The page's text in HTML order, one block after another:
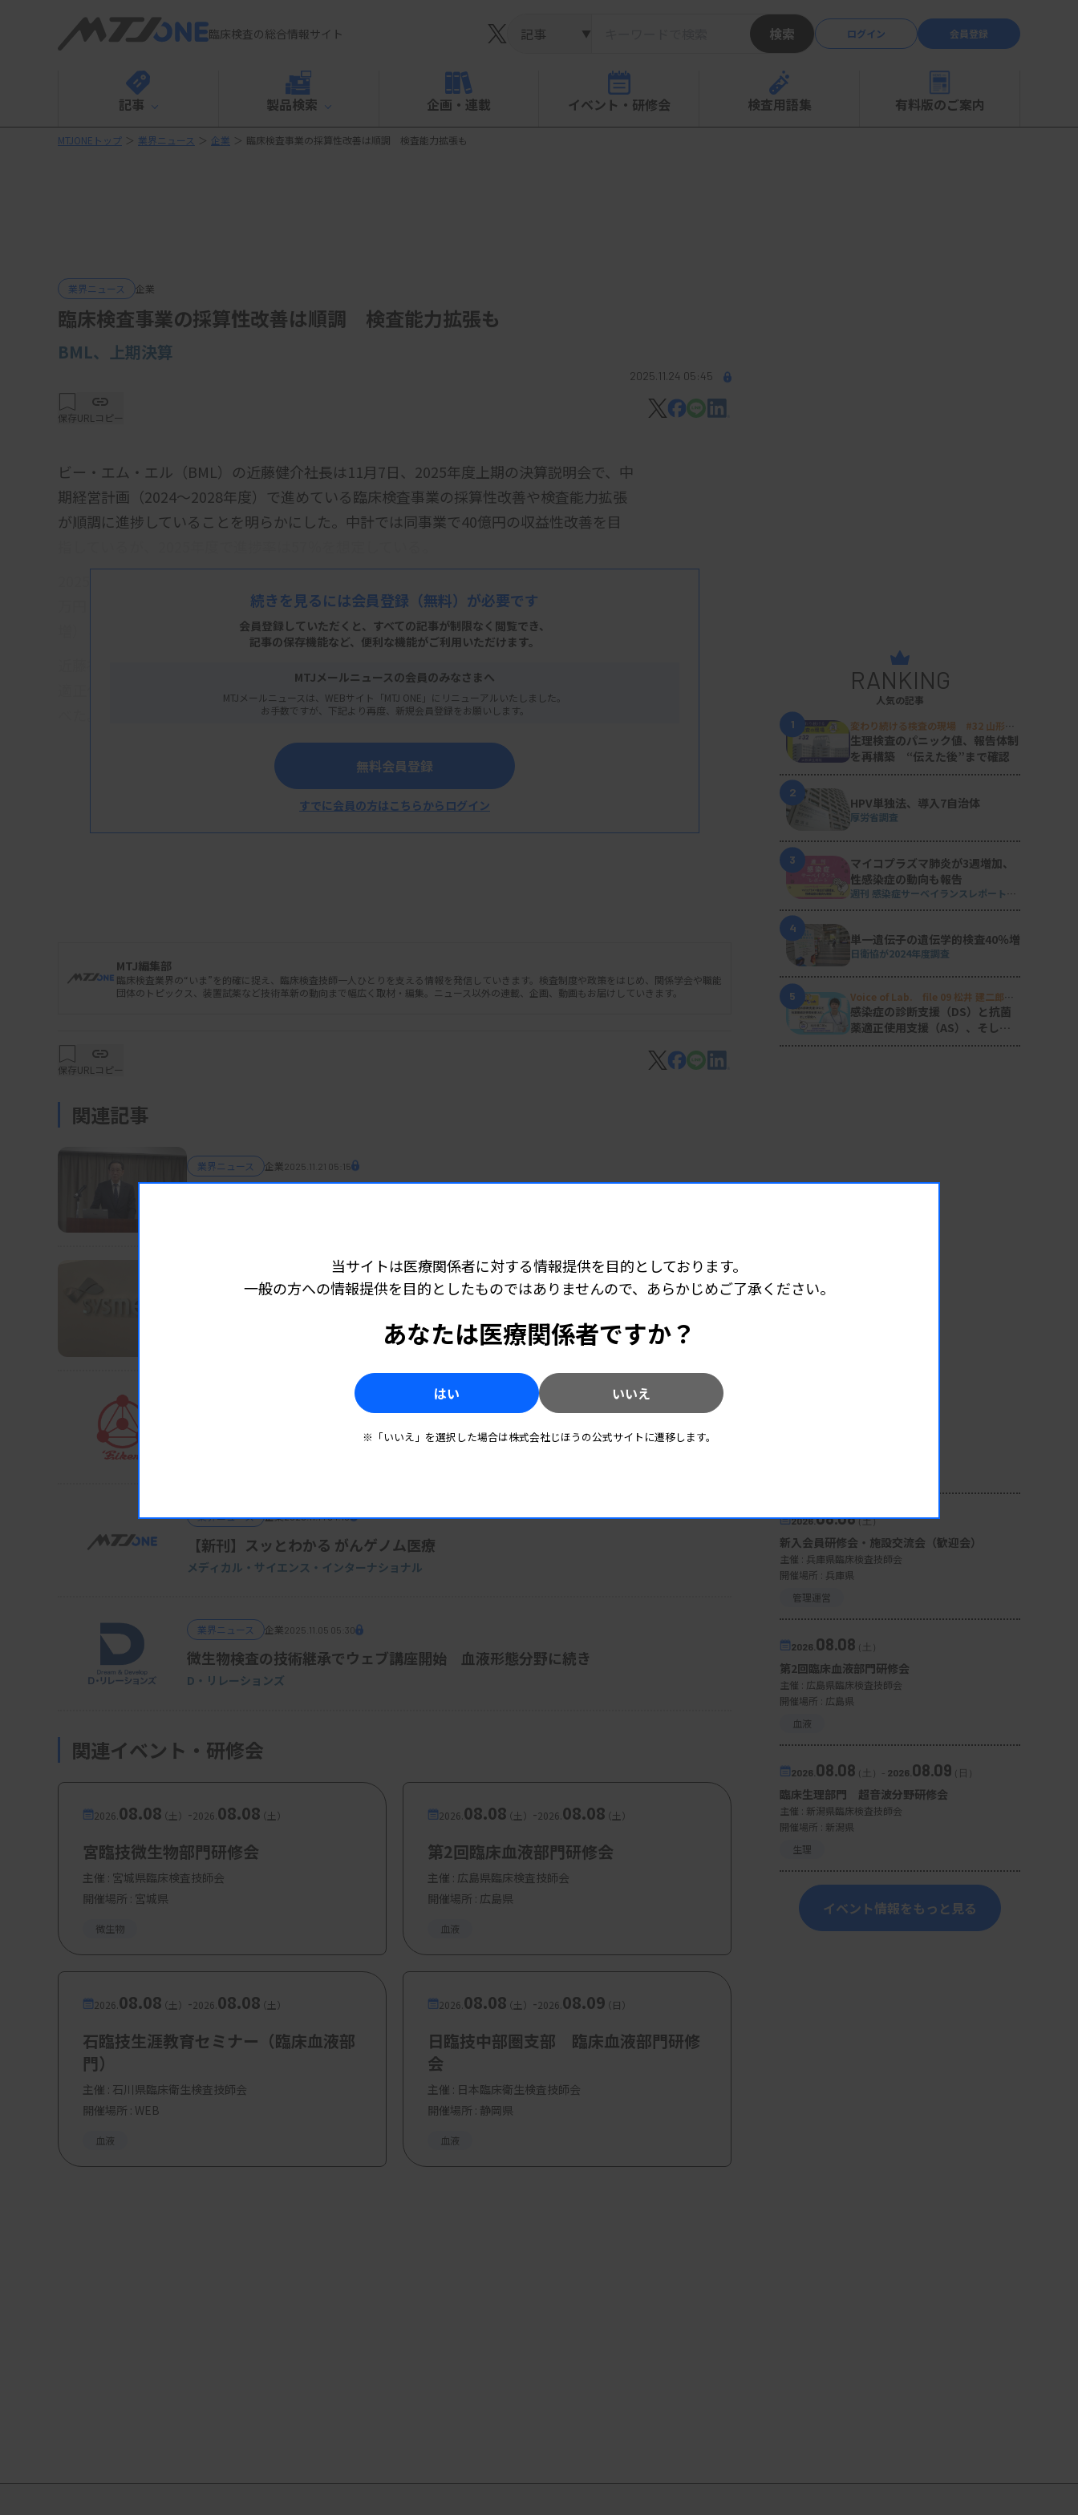
臨床検査の総合情報サイト ▼ 検索 ログイン 会員登録
記事 製品検索 企画・連載 イベント・研修会 検査用語集 有料版のご案内
MTJONEトップ ＞ 業界ニュース ＞ 企業 ＞ 臨床検査事業の採算性改善は順調 検査能力拡張も
業界ニュース 企業
臨床検査事業の採算性改善は順調 検査能力拡張も
BML、上期決算
2025.11.24 05:45
保存URLコピー
ビー・エム・エル（BML）の近藤健介社長は11月7日、2025年度上期の決算説明会で、中
期経営計画（2024～2028年度）で進めている臨床検査事業の採算性改善や検査能力拡張
が順調に進捗していることを明らかにした。中計では同事業で40億円の収益性改善を目
万円（14.4％増）の増収増益。このうち臨床検査事業は売上高696億8100万円（6.1％
増）と堅調な伸びを見せた。
適正化を推進し、不採算項目および不採算取引先の見直しに取り込んだことによる」と述
べた。特に販売価格の適正化推進の効果が大きいとの見方を示した。
続きを見るには会員登録 （無料）が必要です
会員登録していただくと、すべての記事が制限なく閲覧でき、
記事の保存機能など、便利な機能がご利用いただけます。
MTJメールニュースの会員のみなさまへ
MTJメールニュースは、WEBサイト「MTJ ONE」にリニューアルいたしました。
お手数ですが、下記より再度、新規会員登録をお願いします。
無料会員登録
すでに会員の方はこちらからログイン
MTJ編集部
臨床検査業界の“いま”を的確に捉え、臨床検査技師一人ひとりを支える情報を発信していきます。検査制度や政策をはじめ、関係学会や職能
団体のトピックス、装置試薬など技術革新の動向まで幅広く取材・編集。ニュース以外の連載、企画、動画もお届けしていきます。
保存URLコピー
関連記事
業界ニュース 企業2025.11.21 05:15
企業2025.11.17 05:15
社長キャラバンで目標や課題を共有 ガバナンス体制も強化
業界ニュース 企業2025.11.14 04:15
【新刊】スッとわかる がんゲノム医療
メディカル・サイエンス・インターナショナル
業界ニュース 企業2025.11.05 05:30
微生物検査の技術継承でウェブ講座開始 血液形態分野に続き
D・リレーションズ
関連イベント・研修会
2026. 08.08（土） -2026. 08.08（土）
宮臨技微生物部門研修会
主催 : 宮城県臨床検査技師会
開催場所 : 宮城県
微生物
2026. 08.08（土） -2026. 08.08（土）
第2回臨床血液部門研修会
主催 : 広島県臨床検査技師会
開催場所 : 広島県
血液
2026. 08.08（土） -2026. 08.08（土）
石臨技生涯教育セミナー（臨床血液部
門）
主催 : 石川県臨床衛生検査技師会
開催場所 : WEB
血液
2026. 08.08（土） -2026. 08.09（日）
日臨技中部圏支部 臨床血液部門研修
会
主催 : 日本臨床衛生検査技師会
開催場所 : 静岡県
血液
RANKING
人気の記事
1
変わり続ける検査の現場 #32 山形済
生病院
生理検査のパニック値、報告体制
を再構築 “伝えた後”まで確認
2
HPV単独法、導入7自治体
厚労省調査
3
マイコプラズマ肺炎が3週増加、
性感染症の動向も報告
週刊 感染症サーベイランスレポート
4
単一遺伝子の遺伝学的検査40％増
日衛協が2024年度調査
5
Voice of Lab. file 09 松井 建二郎
（藤田医科大学病院臨床検査部微生物
遺伝子検査室）
感染症の診断支援（DS）と抗菌
薬適正使用支援（AS）、そして
研究へ
2026.08.08（土）
新入会員研修会・施設交流会（歓迎会）
主催 : 兵庫県臨床検査技師会
開催場所 : 兵庫県
管理運営
2026. 08.08（土）
第2回臨床血液部門研修会
主催 : 広島県臨床検査技師会
開催場所 : 広島県
血液
2026. 08.08（土） - 2026. 08.09 （日）
臨床生理部門 超音波分野研修会
主催 : 新潟県臨床検査技師会
開催場所 : 新潟県
生理
イベント情報をもっと見る
当サイトは医療関係者に対する情報提供を目的としております。
一般の方への情報提供を目的としたものではありませんので、あらかじめご了承ください。
あなたは医療関係者ですか？
はい いいえ
※「いいえ」を選択した場合は株式会社じほうの公式サイトに遷移します。